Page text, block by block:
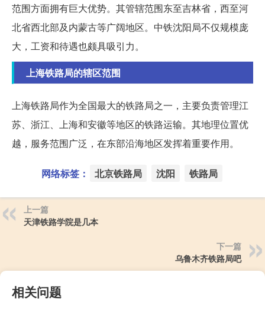
范围方面拥有巨大优势。其管辖范围东至吉林省，西至河
北省西北部及内蒙古等广阔地区。中铁沈阳局不仅规模庞
大，工资和待遇也颇具吸引力。
上海铁路局的辖区范围
上海铁路局作为全国最大的铁路局之一，主要负责管理江
苏、浙江、上海和安徽等地区的铁路运输。其地理位置优
越，服务范围广泛，在东部沿海地区发挥着重要作用。
网络标签： 北京铁路局 沈阳 铁路局
上一篇
天津铁路学院是几本
下一篇
乌鲁木齐铁路局吧
相关问题